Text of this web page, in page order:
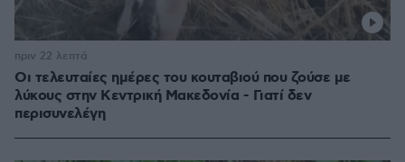
Οι τελευταίες ημέρες του κουταβιού που ζούσε με
λύκους στην Κεντρική Μακεδονία - Γιατί δεν
περισυνελέγη
πριν 22 λεπτά